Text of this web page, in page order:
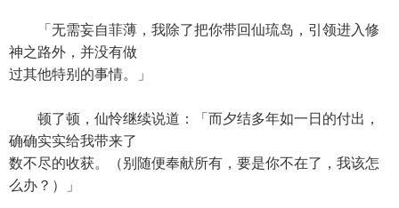
「无需妄自菲薄，我除了把你带回仙琉岛，引领进入修
神之路外，并没有做
过其他特别的事情。」
顿了顿，仙怜继续说道：「而夕结多年如一日的付出，
确确实实给我带来了
数不尽的收获。（别随便奉献所有，要是你不在了，我该怎
么办？）」